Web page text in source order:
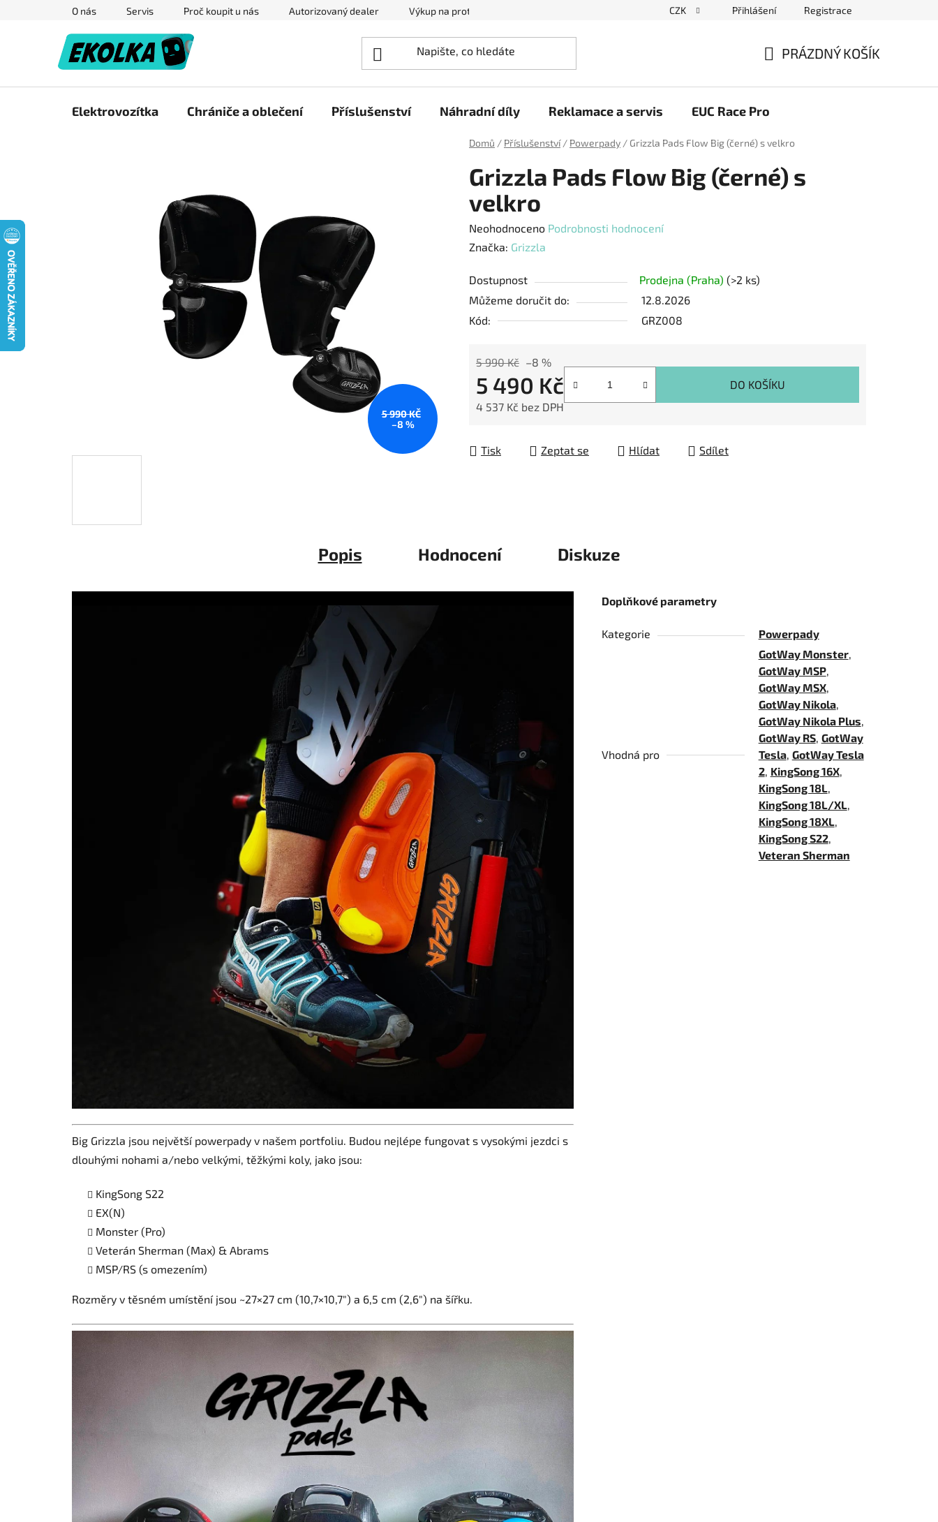
O nás Servis Proč koupit u nás Autorizovaný dealer Výkup na protiúčet Blog elektrovozítka Obchodní podmínky
CZK Přihlášení Registrace
PRÁZDNÝ KOŠÍK
Elektrovozítka Chrániče a oblečení Příslušenství Náhradní díly Reklamace a servis EUC Race Pro
Domů / Příslušenství / Powerpady / Grizzla Pads Flow Big (černé) s velkro
Grizzla Pads Flow Big (černé) s
velkro
Průměrné
hodnocení
je
0,0
z
hvězdiček.
Neohodnoceno Podrobnosti hodnocení
Značka: Grizzla
Dostupnost Prodejna (Praha) (>2 ks)
Můžeme doručit do:
12.8.2026
Kód:
GRZ008
5 990 Kč –8 %
5 490 Kč
4 537 Kč bez DPH
DO KOŠÍKU
Tisk Zeptat se Hlídat Sdílet
5 990 KČ
–8 %
Popis Hodnocení Diskuze
Big Grizzla jsou největší powerpady v našem portfoliu. Budou nejlépe fungovat s vysokými jezdci s
dlouhými nohami a/nebo velkými, těžkými koly, jako jsou:
KingSong S22
EX(N)
Monster (Pro)
Veterán Sherman (Max) & Abrams
MSP/RS (s omezením)
Rozměry v těsném umístění jsou ~27×27 cm (10,7×10,7″) a 6,5 cm (2,6″) na šířku.
Doplňkové parametry
Kategorie Powerpady
Vhodná pro
GotWay Monster,
GotWay MSP,
GotWay MSX,
GotWay Nikola,
GotWay Nikola Plus,
GotWay RS, GotWay
Tesla, GotWay Tesla
2, KingSong 16X,
KingSong 18L,
KingSong 18L/XL,
KingSong 18XL,
KingSong S22,
Veteran Sherman